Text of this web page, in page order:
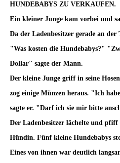
HUNDEBABYS ZU VERKAUFEN.
Ein kleiner Junge kam vorbei und
Da der Ladenbesitzer gerade an
"Was kosten die Hundebabys?"
Dollar" sagte der Mann.
Der kleine Junge griff in seine
zog einige Münzen heraus. "Ich
sagte er. "Darf ich sie mir bitte
Der Ladenbesitzer lächelte und pfiff
Hündin. Fünf kleine Hundebabys
Eines von ihnen war deutlich